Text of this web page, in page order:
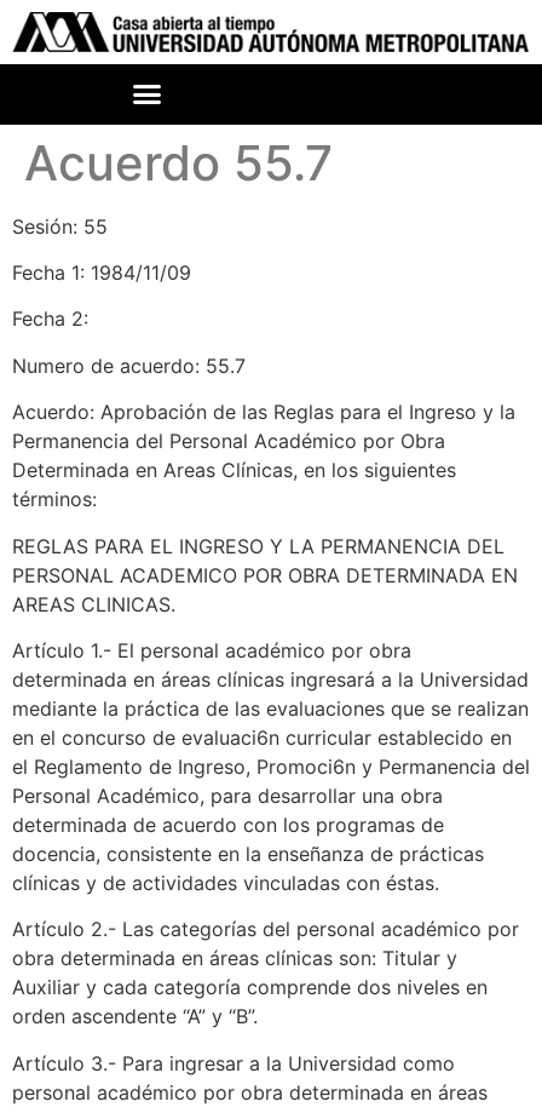
Acuerdo 55.7
Sesión: 55
Fecha 1: 1984/11/09
Fecha 2:
Numero de acuerdo: 55.7
Acuerdo: Aprobación de las Reglas para el Ingreso y la
Permanencia del Personal Académico por Obra
Determinada en Areas Clínicas, en los siguientes
términos:
REGLAS PARA EL INGRESO Y LA PERMANENCIA DEL
PERSONAL ACADEMICO POR OBRA DETERMINADA EN
AREAS CLINICAS.
Artículo 1.- El personal académico por obra
determinada en áreas clínicas ingresará a la Universidad
mediante la práctica de las evaluaciones que se realizan
en el concurso de evaluaci6n curricular establecido en
el Reglamento de Ingreso, Promoci6n y Permanencia del
Personal Académico, para desarrollar una obra
determinada de acuerdo con los programas de
docencia, consistente en la enseñanza de prácticas
clínicas y de actividades vinculadas con éstas.
Artículo 2.- Las categorías del personal académico por
obra determinada en áreas clínicas son: Titular y
Auxiliar y cada categoría comprende dos niveles en
orden ascendente “A” y “B”.
Artículo 3.- Para ingresar a la Universidad como
personal académico por obra determinada en áreas